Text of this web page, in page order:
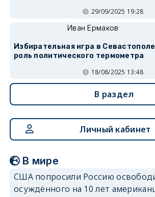
29/09/2025 19:28
Иван Ермаков
Избирательная игра в
роль политического термометра
18/08/2025 13:48
В раздел
Личный кабинет
В мире
США попросили Россию
осуждённого на 10 лет